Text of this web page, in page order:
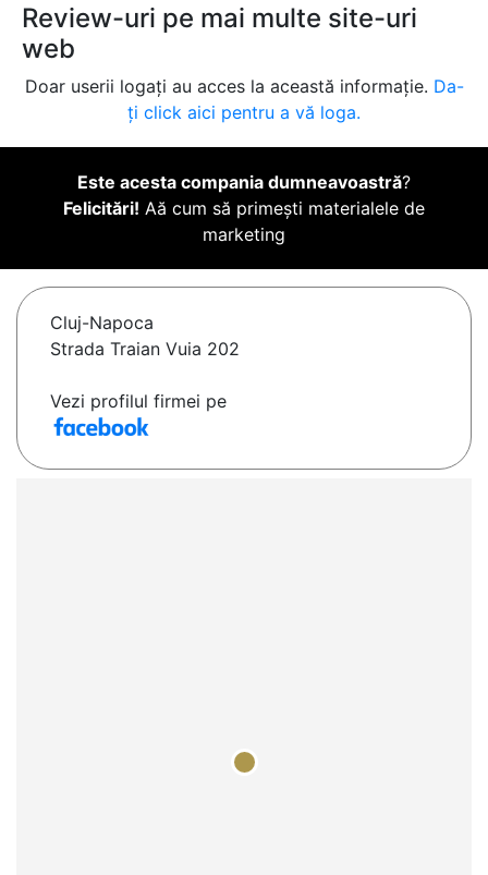
Review-uri pe mai multe site-uri
web
Doar userii logați au acces la această informație. Da-
ți click aici pentru a vă loga.
Este acesta compania dumneavoastră?
Felicitări! Aă cum să primești materialele de
marketing
Cluj-Napoca
Strada Traian Vuia 202
Vezi profilul firmei pe